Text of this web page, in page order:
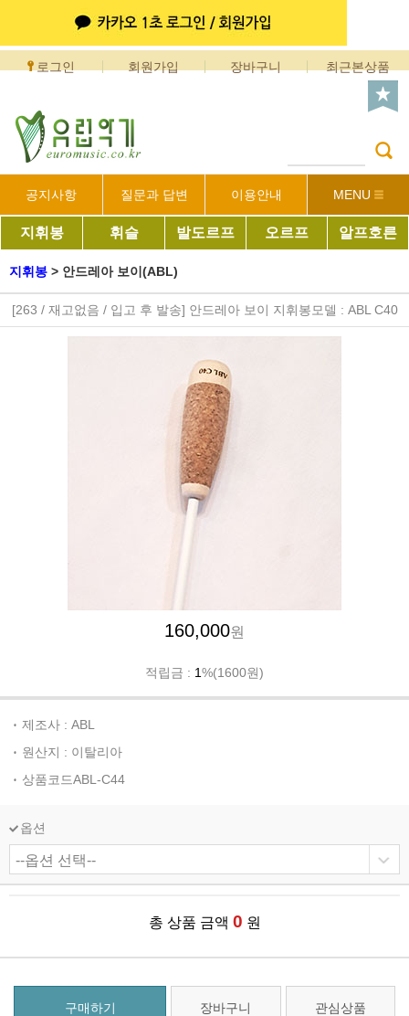
로그인 회원가입 장바구니 최근본상품
공지사항 질문과 답변 이용안내 MENU
지휘봉 휘슬 발도르프 오르프 알프호른
지휘봉 > 안드레아 보이(ABL)
[263 / 재고없음 / 입고 후 발송] 안드레아 보이 지휘봉모델 : ABL C40
160,000원
적립금 : 1%(1600원)
제조사 : ABL
원산지 : 이탈리아
상품코드ABL-C44
옵션
총 상품 금액 0 원
구매하기 장바구니 관심상품